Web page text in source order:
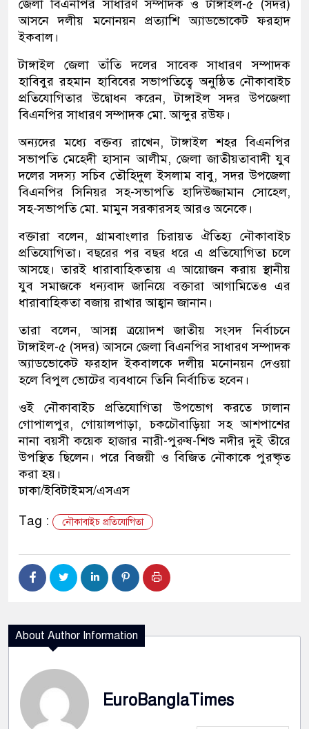
জেলা বিএনপির সাধারণ সম্পাদক ও টাঙ্গাইল-৫ (সদর)
আসনে দলীয় মনোনয়ন প্রত্যাশি অ্যাডভোকেট ফরহাদ
ইকবাল।
টাঙ্গাইল জেলা তাঁতি দলের সাবেক সাধারণ সম্পাদক
হাবিবুর রহমান হাবিবের সভাপতিত্বে অনুষ্ঠিত নৌকাবাইচ
প্রতিযোগিতার উদ্বোধন করেন, টাঙ্গাইল সদর উপজেলা
বিএনপির সাধারণ সম্পাদক মো. আব্দুর রউফ।
অন্যদের মধ্যে বক্তব্য রাখেন, টাঙ্গাইল শহর বিএনপির
সভাপতি মেহেদী হাসান আলীম, জেলা জাতীয়তাবাদী যুব
দলের সদস্য সচিব তৌহিদুল ইসলাম বাবু, সদর উপজেলা
বিএনপির সিনিয়র সহ-সভাপতি হাদিউজ্জামান সোহেল,
সহ-সভাপতি মো. মামুন সরকারসহ আরও অনেকে।
বক্তারা বলেন, গ্রামবাংলার চিরায়ত ঐতিহ্য নৌকাবাইচ
প্রতিযোগিতা। বছরের পর বছর ধরে এ প্রতিযোগিতা চলে
আসছে। তারই ধারাবাহিকতায় এ আয়োজন করায় স্থানীয়
যুব সমাজকে ধন্যবাদ জানিয়ে বক্তারা আগামিতেও এর
ধারাবাহিকতা বজায় রাখার আহ্বান জানান।
তারা বলেন, আসন্ন ত্রয়োদশ জাতীয় সংসদ নির্বাচনে
টাঙ্গাইল-৫ (সদর) আসনে জেলা বিএনপির সাধারণ সম্পাদক
অ্যাডভোকেট ফরহাদ ইকবালকে দলীয় মনোনয়ন দেওয়া
হলে বিপুল ভোটের ব্যবধানে তিনি নির্বাচিত হবেন।
ওই নৌকাবাইচ প্রতিযোগিতা উপভোগ করতে ঢালান
গোপালপুর, গোয়ালপাড়া, চকচৌবাড়িয়া সহ আশপাশের
নানা বয়সী কয়েক হাজার নারী-পুরুষ-শিশু নদীর দুই তীরে
উপস্থিত ছিলেন। পরে বিজয়ী ও বিজিত নৌকাকে পুরষ্কৃত
করা হয়।
ঢাকা/ইবিটাইমস/এসএস
Tag :
নৌকাবাইচ প্রতিযোগিতা
About Author Information
EuroBanglaTimes